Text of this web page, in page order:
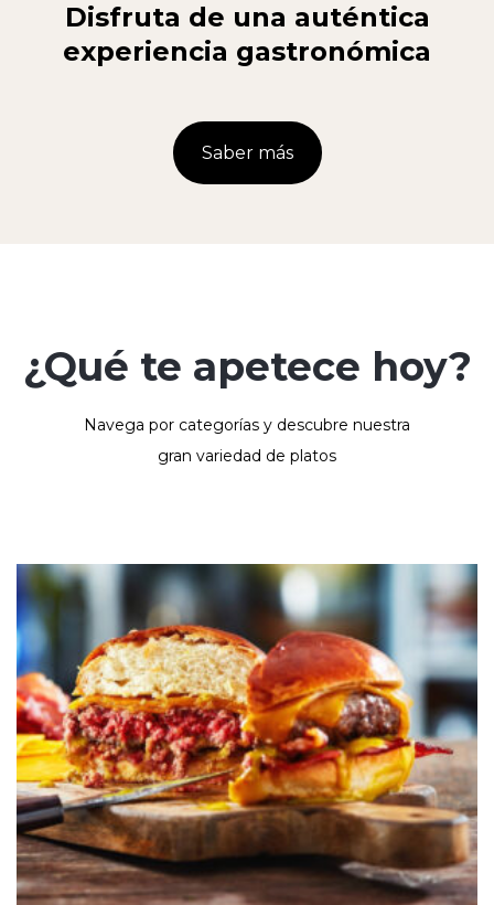
Disfruta de una auténtica
experiencia gastronómica
Saber más
¿Qué te apetece hoy?
Navega por categorías y descubre nuestra
gran variedad de platos